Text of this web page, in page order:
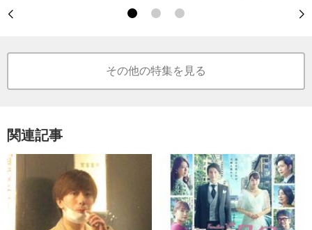
その他の特集を見る
関連記事